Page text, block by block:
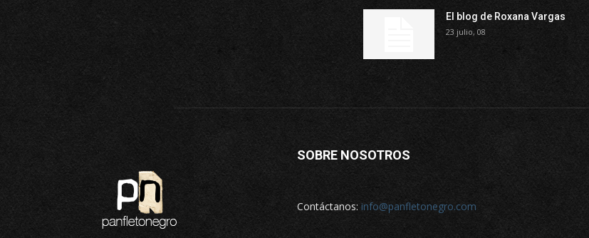
El blog de Roxana Vargas
23 julio, 08
SOBRE NOSOTROS
Contáctanos: info@panfletonegro.com